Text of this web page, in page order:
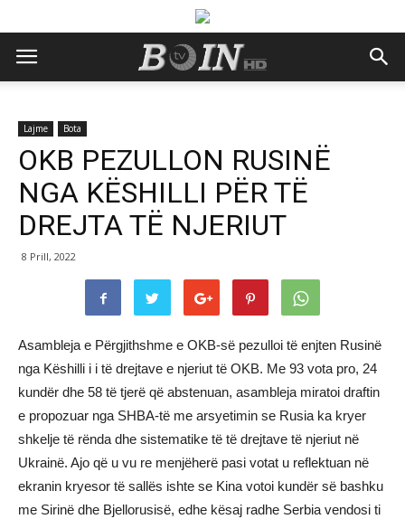
Lajme Bota
OKB PEZULLON RUSINË
NGA KËSHILLI PËR TË
DREJTA TË NJERIUT
8 Prill, 2022
Asambleja e Përgjithshme e OKB-së pezulloi të enjten Rusinë
nga Këshilli i i të drejtave e njeriut të OKB. Me 93 vota pro, 24
kundër dhe 58 të tjerë që abstenuan, asambleja miratoi draftin
e propozuar nga SHBA-të me arsyetimin se Rusia ka kryer
shkelje të rënda dhe sistematike të të drejtave të njeriut në
Ukrainë. Ajo që u vu re menjëherë pasi votat u reflektuan në
ekranin kryesor të sallës ishte se Kina votoi kundër së bashku
me Sirinë dhe Bjellorusisë, edhe kësaj radhe Serbia vendosi ti